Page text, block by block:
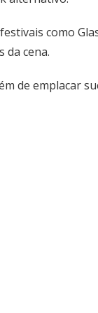
como
da cena.
de emplacar